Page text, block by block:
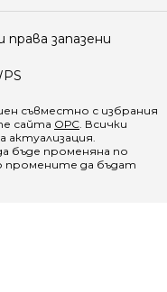
запазени
съвместно с избрания
сайта ОРС . Всички
бъде променяна по
промените да бъдат